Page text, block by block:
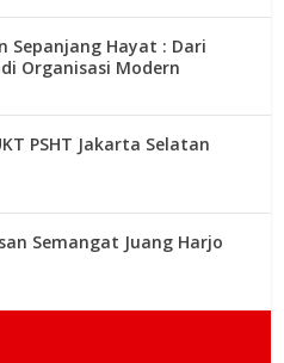
Sepanjang Hayat : Dari
Organisasi Modern
PSHT Jakarta Selatan
Semangat Juang Harjo